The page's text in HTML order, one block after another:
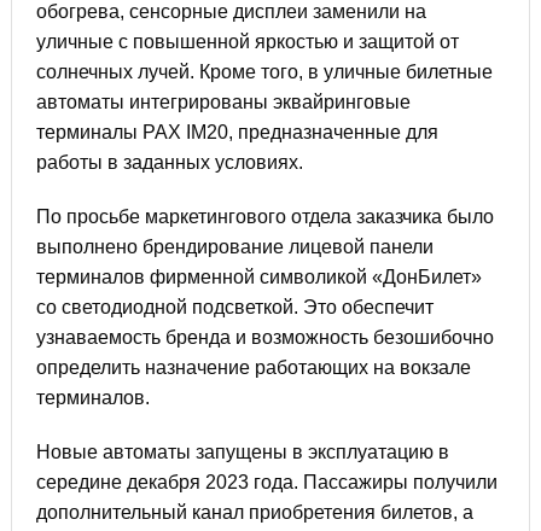
обогрева, сенсорные дисплеи заменили на
уличные с повышенной яркостью и защитой от
солнечных лучей. Кроме того, в уличные билетные
автоматы интегрированы эквайринговые
терминалы PAX IM20, предназначенные для
работы в заданных условиях.
По просьбе маркетингового отдела заказчика было
выполнено брендирование лицевой панели
терминалов фирменной символикой «ДонБилет»
со светодиодной подсветкой. Это обеспечит
узнаваемость бренда и возможность безошибочно
определить назначение работающих на вокзале
терминалов.
Новые автоматы запущены в эксплуатацию в
середине декабря 2023 года. Пассажиры получили
дополнительный канал приобретения билетов, а